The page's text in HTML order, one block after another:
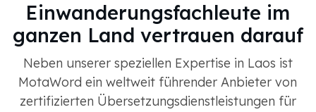
Einwanderungsfachleute im
ganzen Land vertrauen darauf
Neben unserer speziellen Expertise in Laos ist
MotaWord ein weltweit führender Anbieter von
zertifizierten Übersetzungsdienstleistungen für